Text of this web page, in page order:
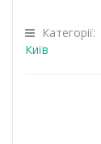
Категорії:
Київ